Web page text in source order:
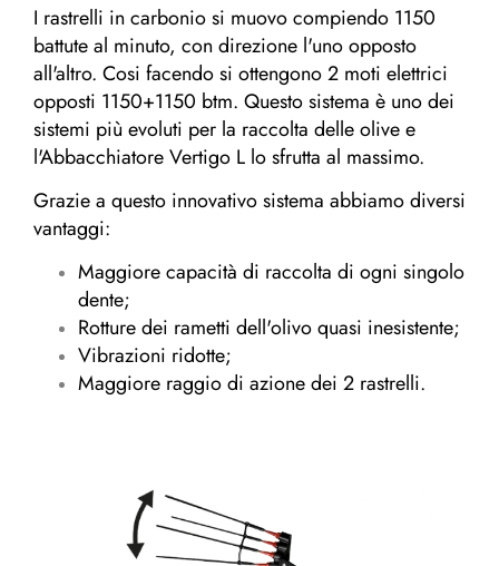
I rastrelli in carbonio si muovo compiendo 1150
battute al minuto, con direzione l'uno opposto
all'altro. Cosi facendo si ottengono 2 moti elettrici
opposti 1150+1150 btm. Questo sistema è uno dei
sistemi più evoluti per la raccolta delle olive e
l'Abbacchiatore Vertigo L lo sfrutta al massimo.
Grazie a questo innovativo sistema abbiamo diversi
vantaggi:
Maggiore capacità di raccolta di ogni singolo
dente;
Rotture dei rametti dell'olivo quasi inesistente;
Vibrazioni ridotte;
Maggiore raggio di azione dei 2 rastrelli.